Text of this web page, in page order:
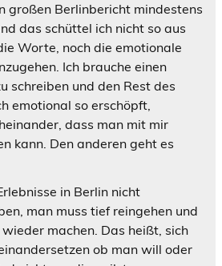
großen Berlinbericht mindestens
das schüttel ich nicht so aus
Worte, noch die emotionale
Ich brauche einen
schreiben und den Rest des
emotional so erschöpft,
dass man mit mir
kann. Den anderen geht es
in Berlin nicht
man muss tief reingehen und
machen. Das heißt, sich
ob man will oder